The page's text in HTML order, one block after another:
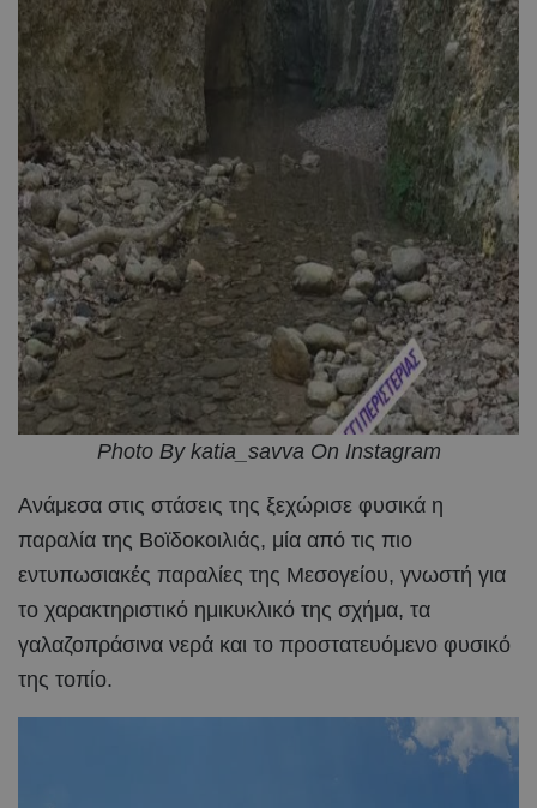
Photo By katia_savva On Instagram
Ανάμεσα στις στάσεις της ξεχώρισε φυσικά η
παραλία της Βοϊδοκοιλιάς, μία από τις πιο
εντυπωσιακές παραλίες της Μεσογείου, γνωστή για
το χαρακτηριστικό ημικυκλικό της σχήμα, τα
γαλαζοπράσινα νερά και το προστατευόμενο φυσικό
της τοπίο.